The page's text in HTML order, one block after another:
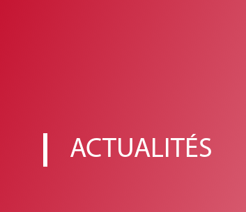
ACTUALITÉS